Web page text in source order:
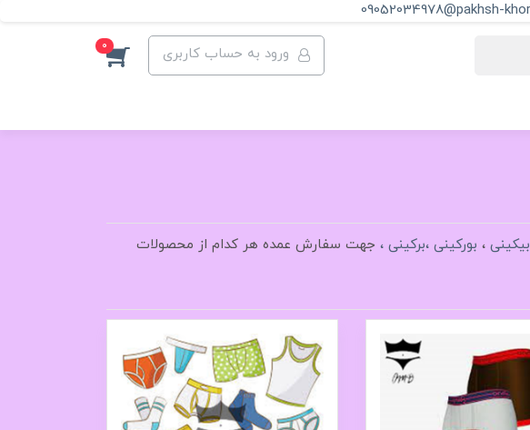
09052034978
ورود به حساب کاربری 0
بیکینی ، بورکینی ،برکینی ، جهت سفارش عمده هر کدام از محصولات